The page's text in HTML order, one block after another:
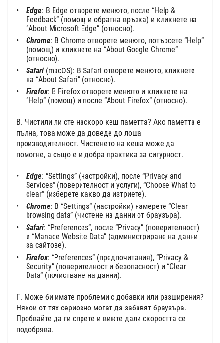
Edge: В Edge отворете менюто, после “Help &
Feedback” (помощ и обратна връзка) и кликнете на
“About Microsoft Edge” (относно).
Chrome: В Chrome отворете менюто, потърсете “Help”
(помощ) и кликнете на “About Google Chrome”
(относно).
Safari (macOS): В Safari отворете менюто, кликнете
на “About Safari” (относно).
Firefox: В Firefox отворете менюто и кликнете на
“Help” (помощ) и после “About Firefox” (относно).
В. Чистили ли сте наскоро кеш паметта? Ако паметта е
пълна, това може да доведе до лоша
производителност. Чистенето на кеша може да
помогне, а също е и добра практика за сигурност.
Edge: “Settings” (настройки), после “Privacy and
Services” (поверителност и услуги), “Choose What to
clear” (изберете какво да изтриете).
Chrome: В “Settings” (настройки) намерете “Clear
browsing data” (чистене на данни от браузъра).
Safari: “Preferences”, после “Privacy” (поверителност)
и “Manage Website Data” (администриране на данни
за сайтове).
Firefox: “Preferences” (предпочитания), “Privacy &
Security” (поверителност и безопасност) и “Clear
Data” (почистване на данни).
Г. Може би имате проблеми с добавки или разширения?
Някои от тях сериозно могат да забавят браузъра.
Пробвайте да ги спрете и вижте дали скоростта се
подобрява.